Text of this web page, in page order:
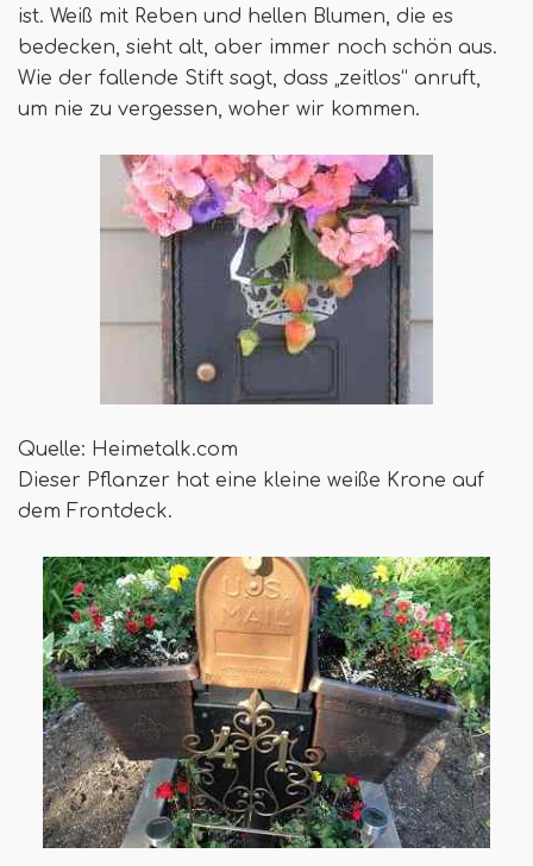
ist. Weiß mit Reben und hellen Blumen, die es
bedecken, sieht alt, aber immer noch schön aus.
Wie der fallende Stift sagt, dass „zeitlos“ anruft,
um nie zu vergessen, woher wir kommen.
Quelle: Heimetalk.com
Dieser Pflanzer hat eine kleine weiße Krone auf
dem Frontdeck.